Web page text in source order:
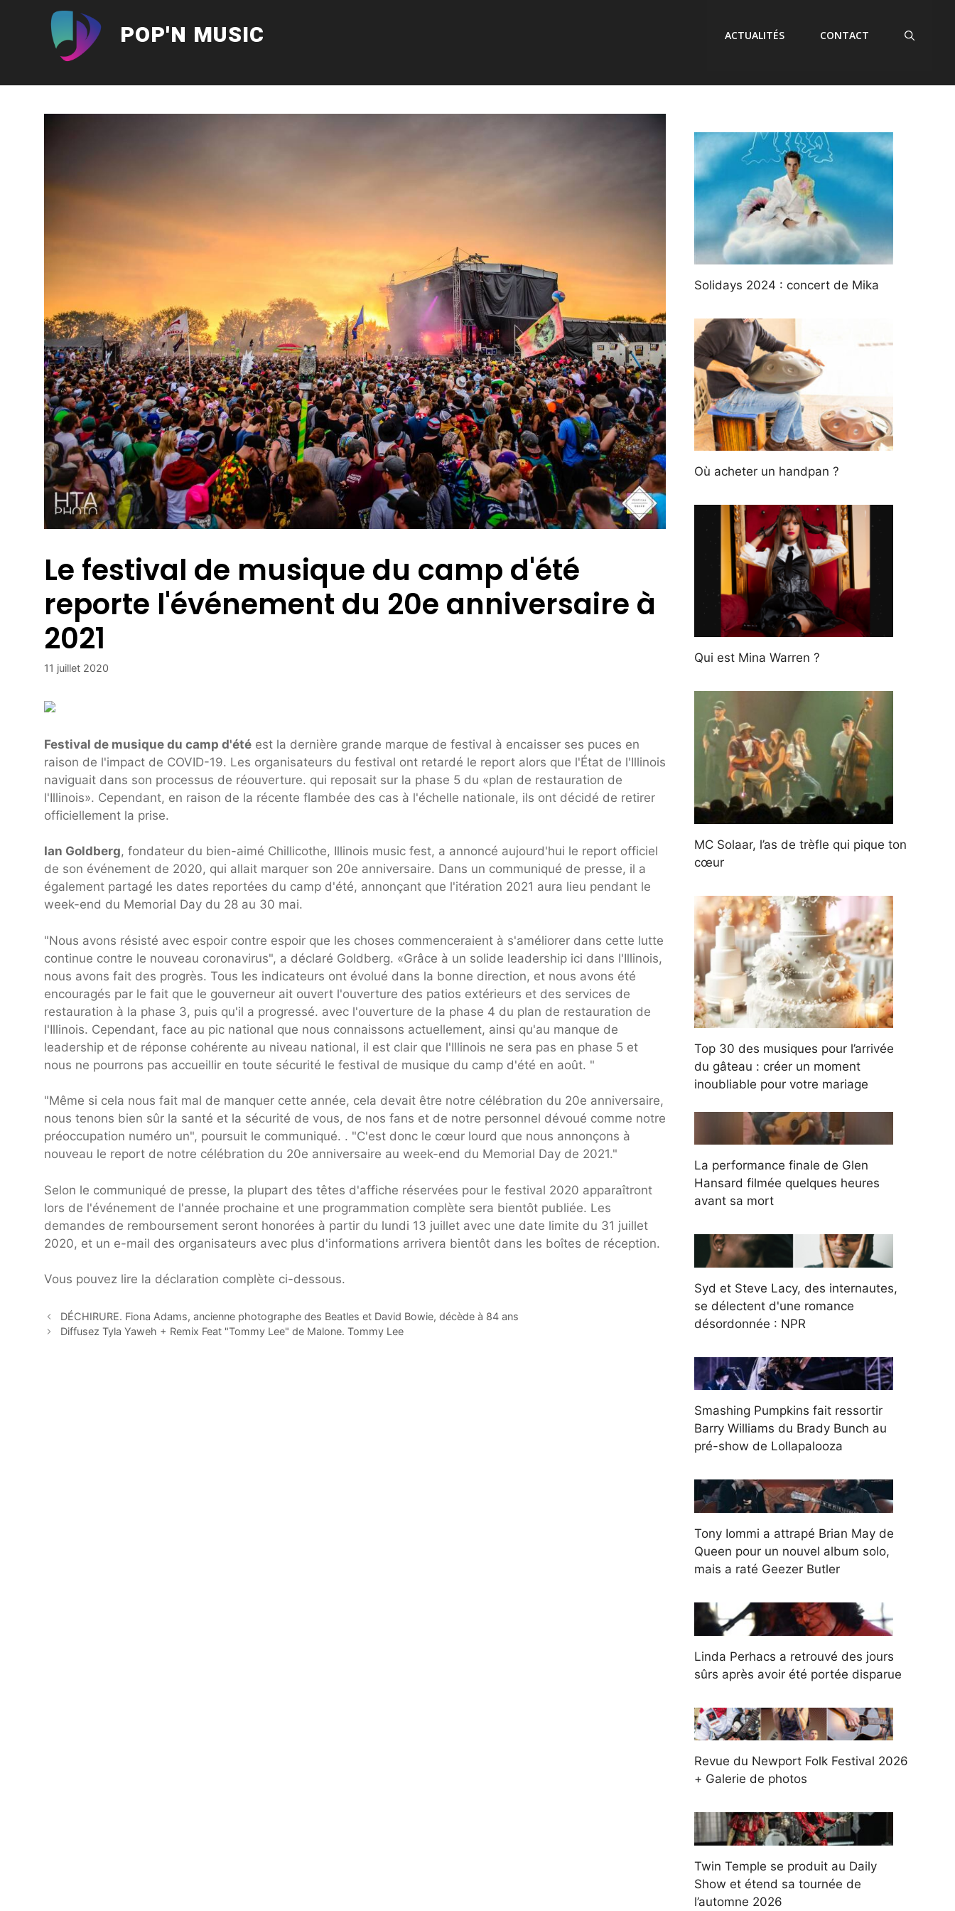
POP'N MUSIC ACTUALITÉS CONTACT
Le festival de musique du camp d'été
reporte l'événement du 20e anniversaire à
2021
11 juillet 2020
Festival de musique du camp d'été est la dernière grande marque de festival à encaisser ses puces en
raison de l'impact de COVID-19. Les organisateurs du festival ont retardé le report alors que l'État de l'Illinois
naviguait dans son processus de réouverture. qui reposait sur la phase 5 du «plan de restauration de
l'Illinois». Cependant, en raison de la récente flambée des cas à l'échelle nationale, ils ont décidé de retirer
officiellement la prise.
Ian Goldberg, fondateur du bien-aimé Chillicothe, Illinois music fest, a annoncé aujourd'hui le report officiel
de son événement de 2020, qui allait marquer son 20e anniversaire. Dans un communiqué de presse, il a
également partagé les dates reportées du camp d'été, annonçant que l'itération 2021 aura lieu pendant le
week-end du Memorial Day du 28 au 30 mai.
"Nous avons résisté avec espoir contre espoir que les choses commenceraient à s'améliorer dans cette lutte
continue contre le nouveau coronavirus", a déclaré Goldberg. «Grâce à un solide leadership ici dans l'Illinois,
nous avons fait des progrès. Tous les indicateurs ont évolué dans la bonne direction, et nous avons été
encouragés par le fait que le gouverneur ait ouvert l'ouverture des patios extérieurs et des services de
restauration à la phase 3, puis qu'il a progressé. avec l'ouverture de la phase 4 du plan de restauration de
l'Illinois. Cependant, face au pic national que nous connaissons actuellement, ainsi qu'au manque de
leadership et de réponse cohérente au niveau national, il est clair que l'Illinois ne sera pas en phase 5 et
nous ne pourrons pas accueillir en toute sécurité le festival de musique du camp d'été en août. "
"Même si cela nous fait mal de manquer cette année, cela devait être notre célébration du 20e anniversaire,
nous tenons bien sûr la santé et la sécurité de vous, de nos fans et de notre personnel dévoué comme notre
préoccupation numéro un", poursuit le communiqué. . "C'est donc le cœur lourd que nous annonçons à
nouveau le report de notre célébration du 20e anniversaire au week-end du Memorial Day de 2021."
Selon le communiqué de presse, la plupart des têtes d'affiche réservées pour le festival 2020 apparaîtront
lors de l'événement de l'année prochaine et une programmation complète sera bientôt publiée. Les
demandes de remboursement seront honorées à partir du lundi 13 juillet avec une date limite du 31 juillet
2020, et un e-mail des organisateurs avec plus d'informations arrivera bientôt dans les boîtes de réception.
Vous pouvez lire la déclaration complète ci-dessous.
DÉCHIRURE. Fiona Adams, ancienne photographe des Beatles et David Bowie, décède à 84 ans
Diffusez Tyla Yaweh + Remix Feat "Tommy Lee" de Malone. Tommy Lee
Solidays 2024 : concert de Mika
Où acheter un handpan ?
Qui est Mina Warren ?
MC Solaar, l’as de trèfle qui pique ton
cœur
Top 30 des musiques pour l’arrivée
du gâteau : créer un moment
inoubliable pour votre mariage
La performance finale de Glen
Hansard filmée quelques heures
avant sa mort
Syd et Steve Lacy, des internautes,
se délectent d'une romance
désordonnée : NPR
Smashing Pumpkins fait ressortir
Barry Williams du Brady Bunch au
pré-show de Lollapalooza
Tony Iommi a attrapé Brian May de
Queen pour un nouvel album solo,
mais a raté Geezer Butler
Linda Perhacs a retrouvé des jours
sûrs après avoir été portée disparue
Revue du Newport Folk Festival 2026
+ Galerie de photos
Twin Temple se produit au Daily
Show et étend sa tournée de
l’automne 2026